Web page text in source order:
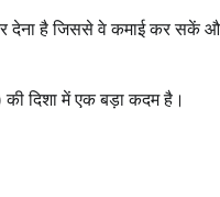
देना है जिससे वे कमाई कर
दिशा में एक बड़ा कदम है।